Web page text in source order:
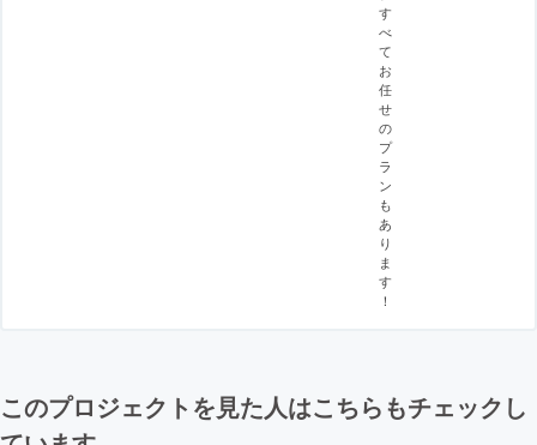
す
べ
て
お
任
せ
の
プ
ラ
ン
も
あ
り
ま
す
！
このプロジェクトを見た人はこちらもチェックし